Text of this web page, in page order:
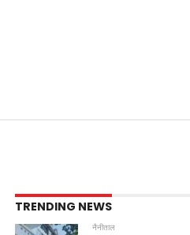
TRENDING NEWS
नैनीताल